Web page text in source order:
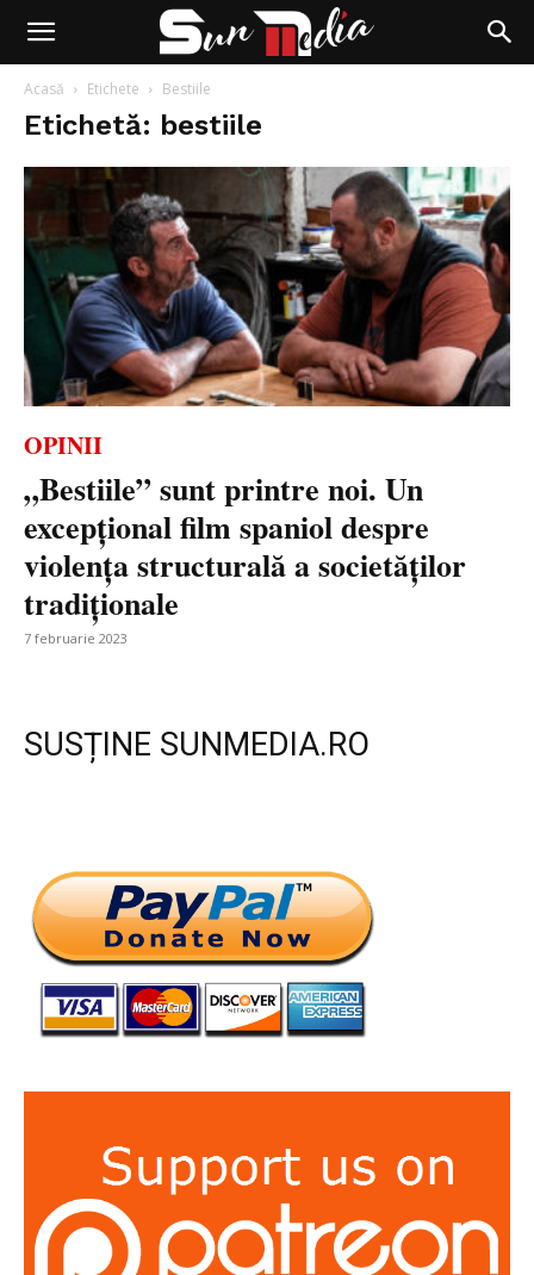
Acasă Etichete Bestiile
Etichetă: bestiile
OPINII
„Bestiile” sunt printre noi. Un
excepțional film spaniol despre
violența structurală a societăților
tradiționale
7 februarie 2023
SUSȚINE SUNMEDIA.RO